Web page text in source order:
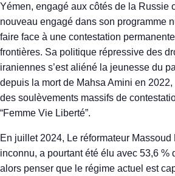
Yémen, engagé aux côtés de la Russie
nouveau engagé dans son programme
faire face à une contestation
frontières. Sa politique répressive des
iraniennes s’est aliéné la jeunesse du
depuis la mort de Mahsa Amini en
des soulèvements massifs de
“Femme Vie Liberté”.
En juillet 2024, Le réformateur
inconnu, a pourtant été élu avec 53,6 %
alors penser que le régime actuel est